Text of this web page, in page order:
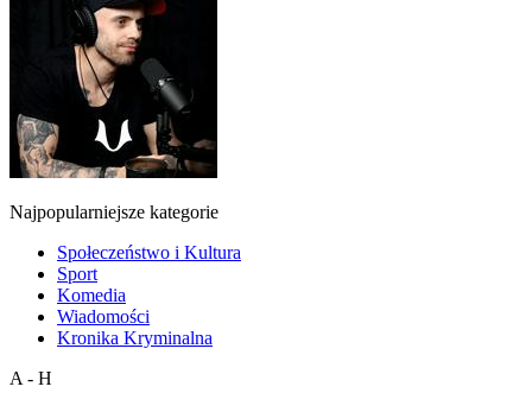
Najpopularniejsze kategorie
Społeczeństwo i Kultura
Sport
Komedia
Wiadomości
Kronika Kryminalna
A - H